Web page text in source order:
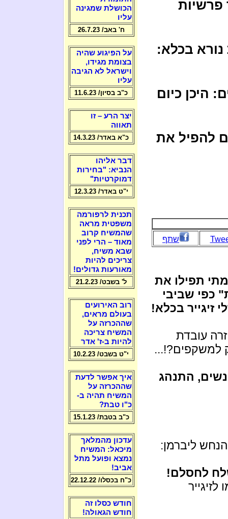
פרשיות
נורא בכלא:
היכן כיום
להפיל את
שתף
תפילו את
כפי שביבי
זיגייר בכלא!
עובדת
למשקפים?!...
התנהג
ליברמן:
לחסלם!
הכושלת שמגינה
עליו
ח' באב/ 26.7.23
על הפיגוע שהיה
בצומת מגידו,
וישראל לא הגיבה
עליו
כ"ב בסיון/ 11.6.23
יצר הרע – זו
תאווה
כ"א באדר/ 14.3.23
דבר אליהו
הנביא: "בחירות
דמוקרטיות"
י"ט באדר/ 12.3.23
תכנית לרפורמה
משפטית מראה
שהמשיח קרוב
מאוד – הרי לפני
שבא משיח,
צריכים להיות
מאורעות גדולים!
ל' בשבט/ 21.2.23
רוב האירועים
בעולם מראים,
שההכרזה על
המשיח צריכה
להיות ב-ז' אדר
י"ט בשבט/ 10.2.23
איך אפשר לדעת
שההכרזה על
המשיח תהיה ב-
כ"ו טבת?
כ"ב בטבת/ 15.1.23
עדכון מהמלאך
מיכאל: המשיח
נמצא ופועל מתל
אביב!
כ"ח בכסלו/ 22.12.22
חודש כסלו זה
חודש הגאולה!